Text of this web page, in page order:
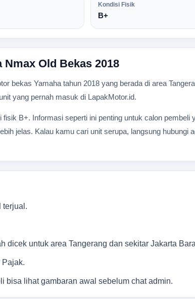
Kondisi Fisik
B+
Old Bekas 2018
bekas Yamaha tahun 2018 yang berada di area
yang pernah masuk di LapakMotor.id.
B+. Informasi seperti ini penting untuk calon
jelas. Kalau kamu cari unit serupa, langsung
terjual.
dicek untuk area Tangerang dan sekitar Jakarta
Pajak.
bisa lihat gambaran awal sebelum chat admin.